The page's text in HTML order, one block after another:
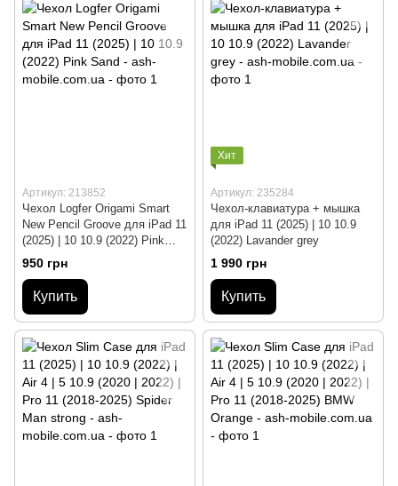
Артикул: 213852
Чехол Logfer Origami Smart
New Pencil Groove для iPad 11
(2025) | 10 10.9 (2022) Pink
Sand
950 грн
Купить
Хит
Артикул: 235284
Чехол-клавиатура + мышка
для iPad 11 (2025) | 10 10.9
(2022) Lavander grey
1 990 грн
Купить